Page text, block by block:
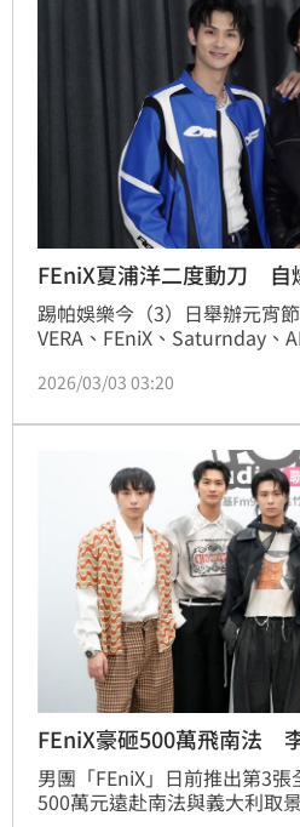
FEniX夏浦洋二度動刀 自
踢帕娛樂今（3）日舉辦元宵
VERA、FEniX、Saturnday、
FEniX夏浦洋3年前參與《全明
無法下床，更自爆因此長達一
陳峻廷嚇到直接遠離。
2026/03/03 03:20
FEniX豪砸500萬飛南法
男團「FEniX」日前推出第3
500萬元遠赴南法與義大利取